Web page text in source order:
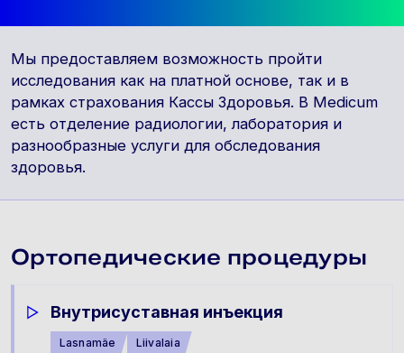
Мы предоставляем возможность пройти
исследования как на платной основе, так и в
рамках страхования Кассы Здоровья. В Medicum
есть отделение радиологии, лаборатория и
разнообразные услуги для обследования
здоровья.
Ортопедические процедуры
Внутрисуставная инъекция
Lasnamäe Liivalaia